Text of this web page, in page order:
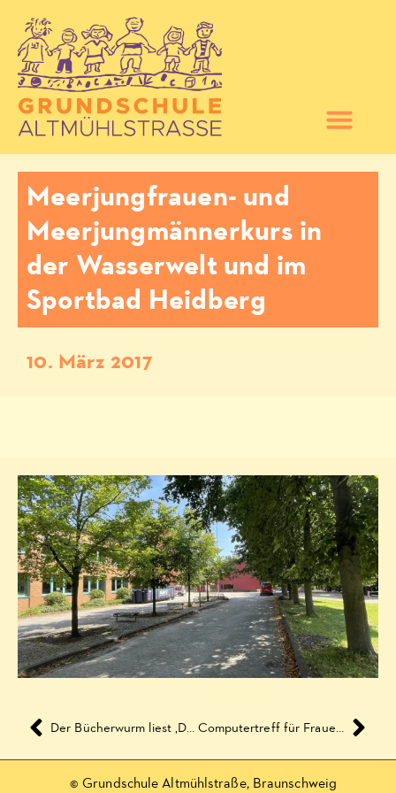
Meerjungfrauen- und
Meerjungmännerkurs in
der Wasserwelt und im
Sportbad Heidberg
10. März 2017
© Grundschule Altmühlstraße, Braunschweig